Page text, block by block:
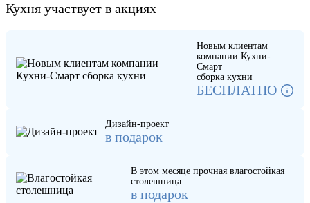
Кухня участвует в акциях
Новым клиентам
компании Кухни-
Смарт
сборка кухни
БЕСПЛАТНО
Дизайн-проект
в подарок
В этом месяце прочная влагостойкая
столешница
в подарок